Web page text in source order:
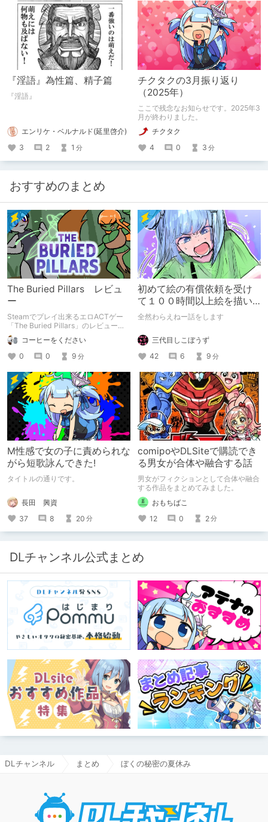
『淫語』為性篇、精子篇
『淫語』
エンリケ・ベルナルド(延里啓介)
3
2 1 分
チクタクの3月振り返り
（2025年）
ここで残念なお知らせです。2025年3
月が終わりました。
チクタク
4
0 3 分
おすすめのまとめ
The Buried Pillars レビュ
ー
Steamでプレイ出来るエロACTゲー
「The Buried Pillars」のレビューで
す。
コーヒーをください
0
0 9 分
初めて絵の有償依頼を受け
て１００時間以上絵を描い
た話
全然わらえねー話をします
三代目しこぼうず
42
6 9 分
M性感で女の子に責められな
がら短歌詠んできた!
タイトルの通りです。
長田 興資
37
8 20 分
comipoやDLSiteで購読でき
る男女が合体や融合する話
男女がフィクションとして合体や融合
する作品をまとめてみました。
おもちばこ
12
0 2分
DLチャンネル公式まとめ
DLチャンネル まとめ ぼくの秘密の夏休み